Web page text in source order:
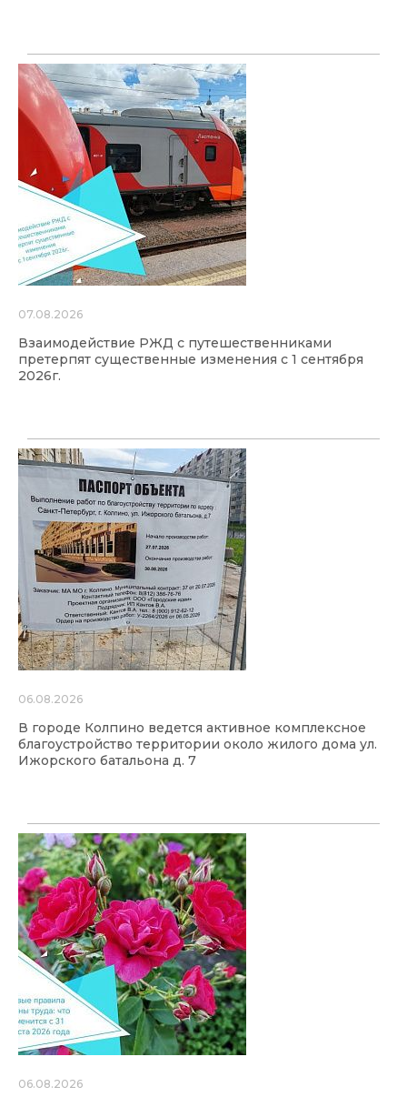
07.08.2026
Взаимодействие РЖД с путешественниками
претерпят существенные изменения с 1 сентября
2026г.
06.08.2026
В городе Колпино ведется активное комплексное
благоустройство территории около жилого дома ул.
Ижорского батальона д. 7
06.08.2026